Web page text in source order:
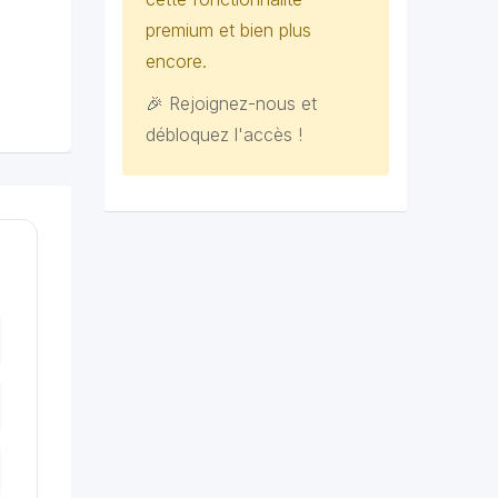
premium et bien plus
encore.
🎉 Rejoignez-nous et
débloquez l'accès !